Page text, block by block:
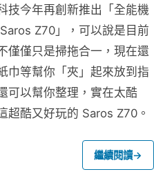
技今年再創新推出「全能機
Z70」，可以說是目前
僅僅只是掃拖合一，現在還
巾等幫你「夾」起來放到指
可以幫你整理，實在太酷
超酷又好玩的 Saros Z70。
繼續閱讀→